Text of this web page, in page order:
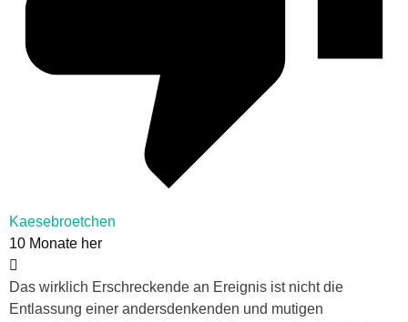
Kaesebroetchen
10 Monate her
Das wirklich Erschreckende an Ereignis ist nicht die
Entlassung einer andersdenkenden und mutigen